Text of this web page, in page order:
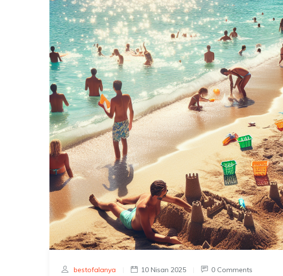
bestofalanya 10 Nisan 2025 0 Comments